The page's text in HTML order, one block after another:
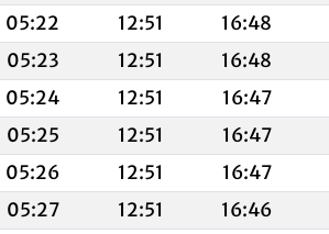
05:22 12:51 16:48
05:23 12:51 16:48
05:24 12:51 16:47
05:25 12:51 16:47
05:26 12:51 16:47
05:27 12:51 16:46